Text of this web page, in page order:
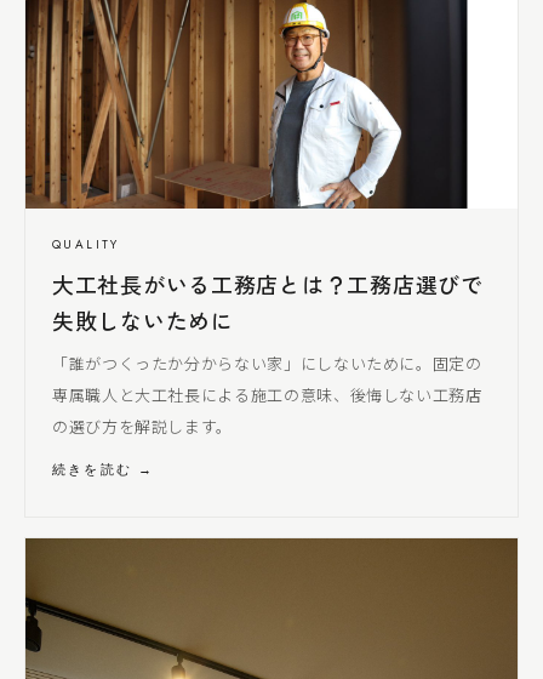
QUALITY
大工社長がいる工務店とは？工務店選びで
失敗しないために
「誰がつくったか分からない家」にしないために。固定の
専属職人と大工社長による施工の意味、後悔しない工務店
の選び方を解説します。
続きを読む →